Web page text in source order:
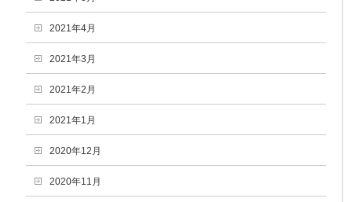
2021年4月
2021年3月
2021年2月
2021年1月
2020年12月
2020年11月